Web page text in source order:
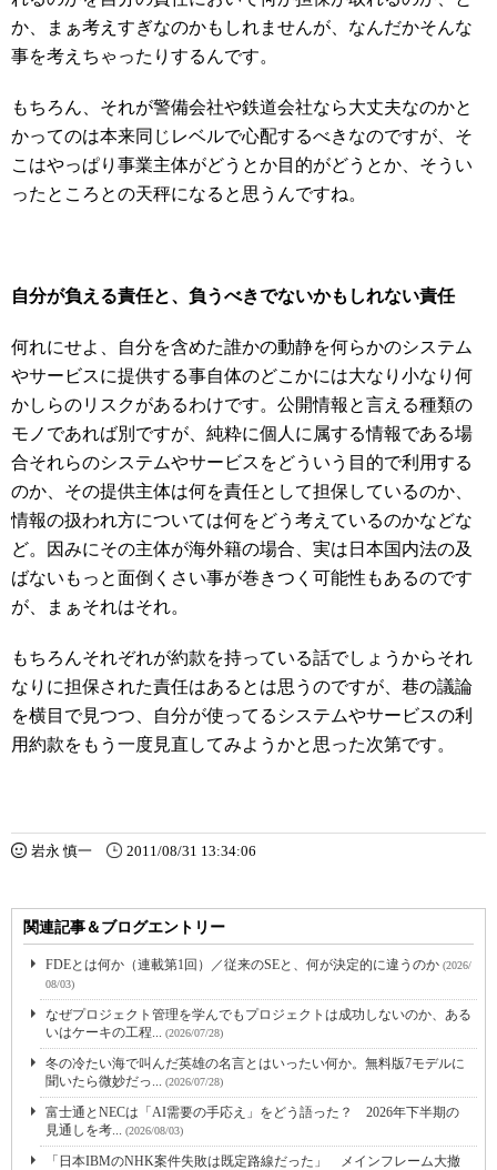
か、まぁ考えすぎなのかもしれませんが、なんだかそんな
事を考えちゃったりするんです。
もちろん、それが警備会社や鉄道会社なら大丈夫なのかと
かってのは本来同じレベルで心配するべきなのですが、そ
こはやっぱり事業主体がどうとか目的がどうとか、そうい
ったところとの天秤になると思うんですね。
自分が負える責任と、負うべきでないかもしれない責任
何れにせよ、自分を含めた誰かの動静を何らかのシステム
やサービスに提供する事自体のどこかには大なり小なり何
かしらのリスクがあるわけです。公開情報と言える種類の
モノであれば別ですが、純粋に個人に属する情報である場
合それらのシステムやサービスをどういう目的で利用する
のか、その提供主体は何を責任として担保しているのか、
情報の扱われ方については何をどう考えているのかなどな
ど。因みにその主体が海外籍の場合、実は日本国内法の及
ばないもっと面倒くさい事が巻きつく可能性もあるのです
が、まぁそれはそれ。
もちろんそれぞれが約款を持っている話でしょうからそれ
なりに担保された責任はあるとは思うのですが、巷の議論
を横目で見つつ、自分が使ってるシステムやサービスの利
用約款をもう一度見直してみようかと思った次第です。
岩永 慎一 2011/08/31 13:34:06
関連記事＆ブログエントリー
FDEとは何か（連載第1回）／従来のSEと、何が決定的に違うのか (2026/
08/03)
なぜプロジェクト管理を学んでもプロジェクトは成功しないのか、ある
いはケーキの工程... (2026/07/28)
冬の冷たい海で叫んだ英雄の名言とはいったい何か。無料版7モデルに
聞いたら微妙だっ... (2026/07/28)
富士通とNECは「AI需要の手応え」をどう語った？ 2026年下半期の
見通しを考... (2026/08/03)
「日本IBMのNHK案件失敗は既定路線だった」 メインフレーム大撤